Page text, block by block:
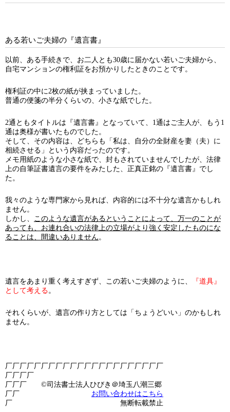
ある若いご夫婦の『遺言書』
以前、ある手続きで、お二人とも30歳に届かない若いご夫婦から、
自宅マンションの権利証をお預かりしたときのことです。
権利証の中に2枚の紙が挟まっていました。
普通の便箋の半分くらいの、小さな紙でした。
2通ともタイトルは『遺言書』となっていて、1通はご主人が、もう1
通は奥様が書いたものでした。
そして、その内容は、どちらも「私は、自分の全財産を妻（夫）に
相続させる」という内容だったのです。
メモ用紙のような小さな紙で、封もされていませんでしたが、法律
上の自筆証書遺言の要件をみたした、正真正銘の『遺言書』でし
た。
我々のような専門家から見れば、内容的には不十分な遺言かもしれ
ません。
しかし、 このような遺言があるということによって、万一のことが
あっても、お連れ合いの法律上の立場がより強く安定したものにな
ることは、間違いありません。
遺言をあまり重く考えすぎず、この若いご夫婦のように、
『道具』
として考える。
それくらいが、遺言の作り方としては「ちょうどいい」のかもしれ
ません。
厂厂厂厂厂厂厂厂厂厂厂厂厂厂厂厂厂厂厂厂厂厂
厂厂厂厂
厂厂厂 ©司法書士法人ひびき＠埼玉八潮三郷
厂厂 お問い合わせはこちら
厂 無断転載禁止